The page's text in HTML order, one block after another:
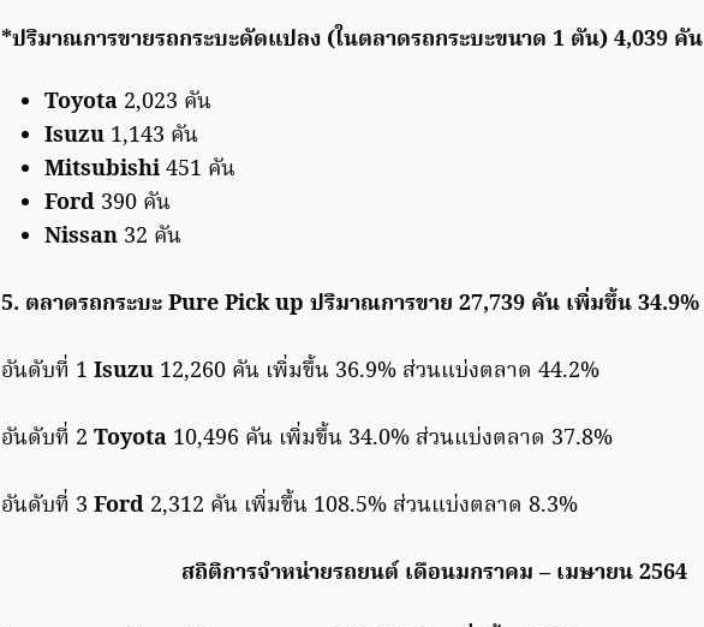
*ปริมาณการขายรถกระบะดัดแปลง (ในตลาดรถกระบะขนาด 1 ตัน) 4,039 คัน
Toyota 2,023 คัน
Isuzu 1,143 คัน
Mitsubishi451 คัน
Ford 390 คัน
Nissan 32 คัน
5. ตลาดรถกระบะ Pure Pick up ปริมาณการขาย 27,739 คัน เพิ่มขึ้น 34.9%
อันดับที่ 1 Isuzu 12,260 คัน เพิ่มขึ้น 36.9% ส่วนแบ่งตลาด 44.2%
อันดับที่ 2 Toyota 10,496 คัน เพิ่มขึ้น 34.0% ส่วนแบ่งตลาด 37.8%
อันดับที่ 3 Ford 2,312 คัน เพิ่มขึ้น 108.5% ส่วนแบ่งตลาด 8.3%
สถิติการจำหน่ายรถยนต์ เดือนมกราคม – เมษายน 2564